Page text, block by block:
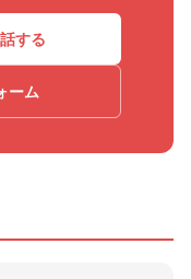
する
ーム